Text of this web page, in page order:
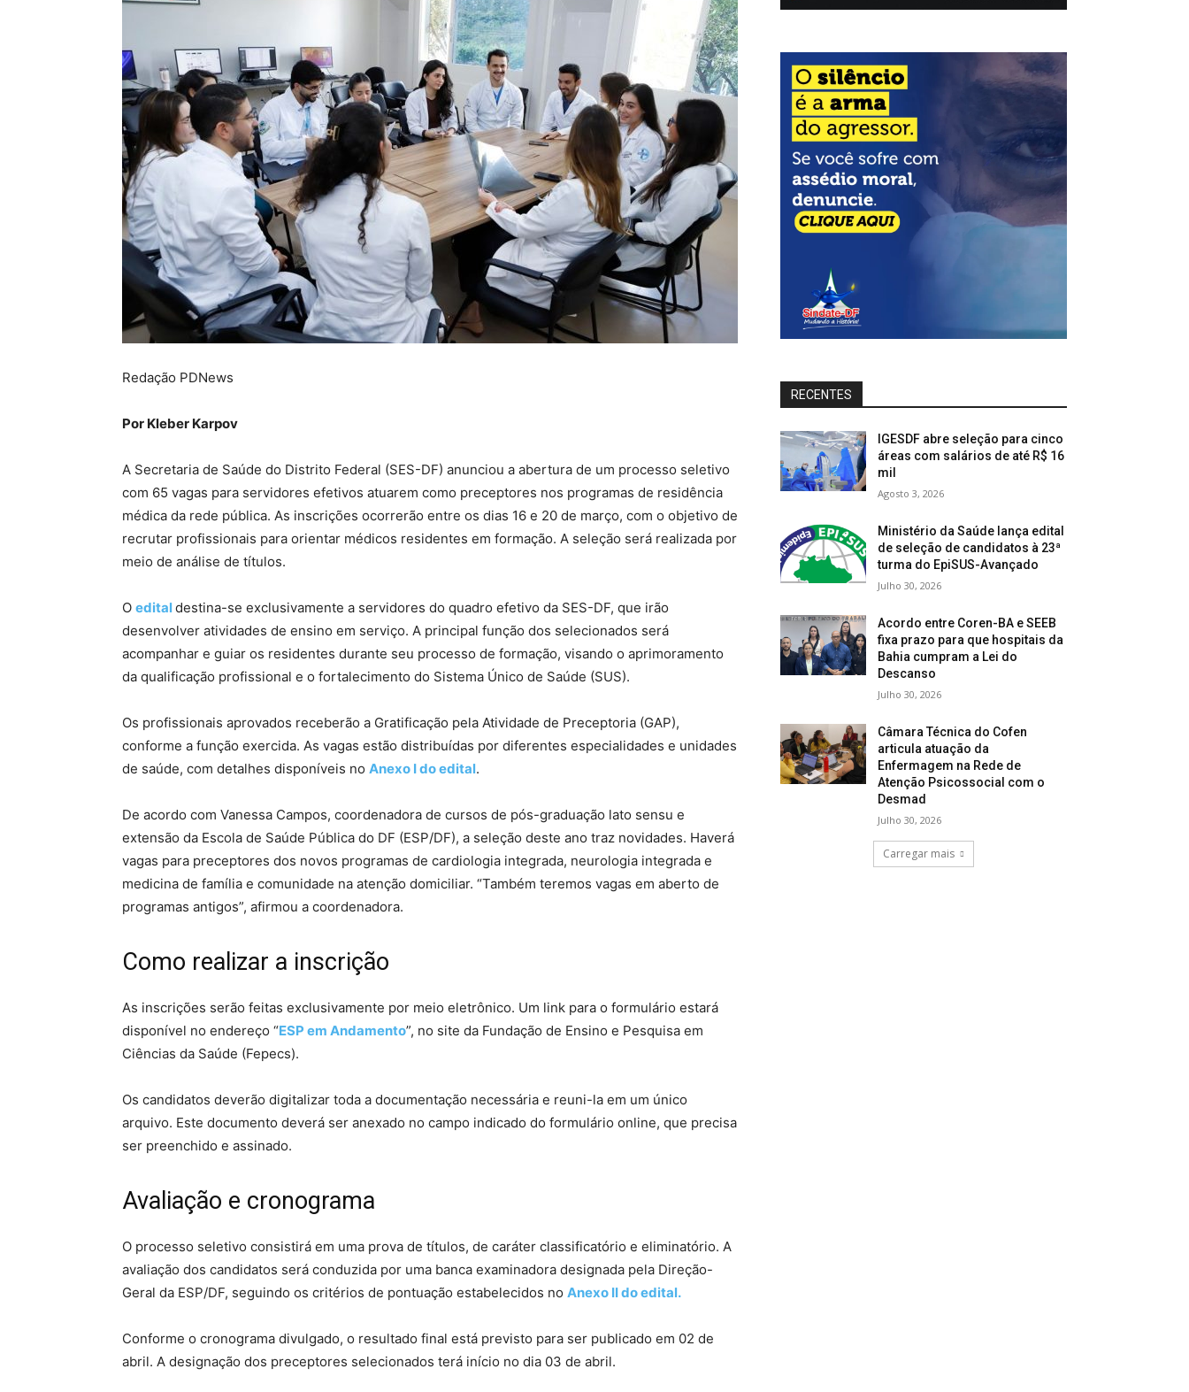
Redação PDNews
Por Kleber Karpov
A Secretaria de Saúde do Distrito Federal (SES-DF) anunciou a abertura de um processo seletivo
com 65 vagas para servidores efetivos atuarem como preceptores nos programas de residência
médica da rede pública. As inscrições ocorrerão entre os dias 16 e 20 de março, com o objetivo de
recrutar profissionais para orientar médicos residentes em formação. A seleção será realizada por
meio de análise de títulos.
O editaldestina-se exclusivamente a servidores do quadro efetivo da SES-DF, que irão
desenvolver atividades de ensino em serviço. A principal função dos selecionados será
acompanhar e guiar os residentes durante seu processo de formação, visando o aprimoramento
da qualificação profissional e o fortalecimento do Sistema Único de Saúde (SUS).
Os profissionais aprovados receberão a Gratificação pela Atividade de Preceptoria (GAP),
conforme a função exercida. As vagas estão distribuídas por diferentes especialidades e unidades
de saúde, com detalhes disponíveis no Anexo I do edital.
De acordo com Vanessa Campos, coordenadora de cursos de pós-graduação lato sensu e
extensão da Escola de Saúde Pública do DF (ESP/DF), a seleção deste ano traz novidades. Haverá
vagas para preceptores dos novos programas de cardiologia integrada, neurologia integrada e
medicina de família e comunidade na atenção domiciliar. “Também teremos vagas em aberto de
programas antigos”, afirmou a coordenadora.
Como realizar a inscrição
As inscrições serão feitas exclusivamente por meio eletrônico. Um link para o formulário estará
disponível no endereço “ESP em Andamento”, no site da Fundação de Ensino e Pesquisa em
Ciências da Saúde (Fepecs).
Os candidatos deverão digitalizar toda a documentação necessária e reuni-la em um único
arquivo. Este documento deverá ser anexado no campo indicado do formulário online, que precisa
ser preenchido e assinado.
Avaliação e cronograma
O processo seletivo consistirá em uma prova de títulos, de caráter classificatório e eliminatório. A
avaliação dos candidatos será conduzida por uma banca examinadora designada pela Direção-
Geral da ESP/DF, seguindo os critérios de pontuação estabelecidos no Anexo II do edital.
Conforme o cronograma divulgado, o resultado final está previsto para ser publicado em 02 de
abril. A designação dos preceptores selecionados terá início no dia 03 de abril.
RECENTES
IGESDF abre seleção para cinco
áreas com salários de até R$ 16
mil
Agosto 3, 2026
Ministério da Saúde lança edital
de seleção de candidatos à 23ª
turma do EpiSUS-Avançado
Julho 30, 2026
Acordo entre Coren-BA e SEEB
fixa prazo para que hospitais da
Bahia cumpram a Lei do
Descanso
Julho 30, 2026
Câmara Técnica do Cofen
articula atuação da
Enfermagem na Rede de
Atenção Psicossocial com o
Desmad
Julho 30, 2026
Carregar mais